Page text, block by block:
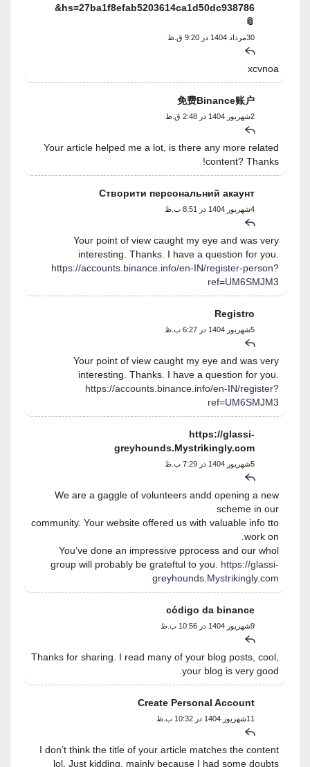
hs=27ba1f8efab5203614ca1d50dc938786&
xcvnoa
免费Binance账户
Your article helped me a lot, is there any more related
content? Thanks!
Створити персональний акаунт
Your point of view caught my eye and was very
interesting. Thanks. I have a question for you.
https://accounts.binance.info/en-IN/register-person?
ref=UM6SMJM3
Registro
Your point of view caught my eye and was very
interesting. Thanks. I have a question for you.
https://accounts.binance.info/en-IN/register?
ref=UM6SMJM3
https://glassi-
greyhounds.Mystrikingly.com
We are a gaggle of volunteers andd opening a new
scheme in our
community. Your website offered us with valuable info tto
work on.
You’ve done an impressive pprocess and our whol
group will probably be grateftul to you.https://glassi-
greyhounds.Mystrikingly.com
código da binance
Thanks for sharing. I read many of your blog posts, cool,
your blog is very good.
Create Personal Account
I don’t think the title of your article matches the content
lol. Just kidding, mainly because I had some doubts